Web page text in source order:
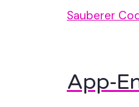
Sauberer
App-